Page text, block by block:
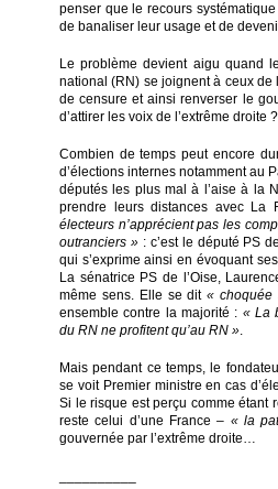
penser que le recours
de banaliser leur usage et de
Le problème devient aigu quand
national (RN) se joignent à ceux
de censure et ainsi renverser le
d’attirer les voix de l’extrême droite ?
Combien de temps peut encore
d’élections internes notamment au
députés les plus mal à l’aise à la
prendre leurs distances avec La
électeurs n’apprécient pas les
outranciers »: c’est le député PS
qui s’exprime ainsi en évoquant
La sénatrice PS de l’Oise,
même sens. Elle se dit« choquée
ensemble contre la majorité : « La
du RN ne profitent qu’au RN ».
Mais pendant ce temps, le
se voit Premier ministre en cas
Si le risque est perçu comme étant
reste celui d’une France – « la
gouvernée par l’extrême droite…